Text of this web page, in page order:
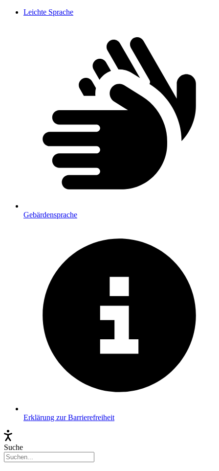
Leichte Sprache
Gebärdensprache
Erklärung zur Barrierefreiheit
Suche